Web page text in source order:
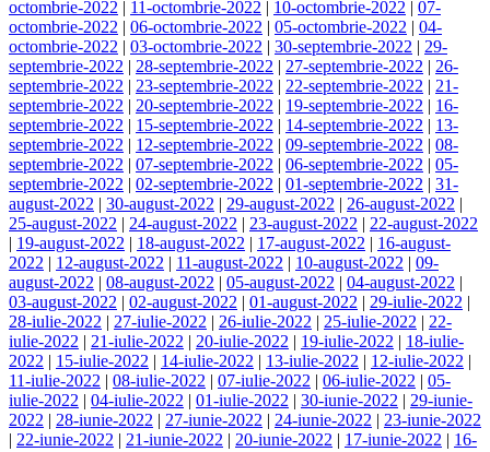
octombrie-2022 | 11-octombrie-2022 | 10-octombrie-2022 | 07-
octombrie-2022 | 06-octombrie-2022 | 05-octombrie-2022 | 04-
octombrie-2022 | 03-octombrie-2022 | 30-septembrie-2022 | 29-
septembrie-2022 | 28-septembrie-2022 | 27-septembrie-2022 | 26-
septembrie-2022 | 23-septembrie-2022 | 22-septembrie-2022 | 21-
septembrie-2022 | 20-septembrie-2022 | 19-septembrie-2022 | 16-
septembrie-2022 | 15-septembrie-2022 | 14-septembrie-2022 | 13-
septembrie-2022 | 12-septembrie-2022 | 09-septembrie-2022 | 08-
septembrie-2022 | 07-septembrie-2022 | 06-septembrie-2022 | 05-
septembrie-2022 | 02-septembrie-2022 | 01-septembrie-2022 | 31-
august-2022 | 30-august-2022 | 29-august-2022 | 26-august-2022 |
25-august-2022 | 24-august-2022 | 23-august-2022 | 22-august-2022
| 19-august-2022 | 18-august-2022 | 17-august-2022 | 16-august-
2022 | 12-august-2022 | 11-august-2022 | 10-august-2022 | 09-
august-2022 | 08-august-2022 | 05-august-2022 | 04-august-2022 |
03-august-2022 | 02-august-2022 | 01-august-2022 | 29-iulie-2022 |
28-iulie-2022 | 27-iulie-2022 | 26-iulie-2022 | 25-iulie-2022 | 22-
iulie-2022 | 21-iulie-2022 | 20-iulie-2022 | 19-iulie-2022 | 18-iulie-
2022 | 15-iulie-2022 | 14-iulie-2022 | 13-iulie-2022 | 12-iulie-2022 |
11-iulie-2022 | 08-iulie-2022 | 07-iulie-2022 | 06-iulie-2022 | 05-
iulie-2022 | 04-iulie-2022 | 01-iulie-2022 | 30-iunie-2022 | 29-iunie-
2022 | 28-iunie-2022 | 27-iunie-2022 | 24-iunie-2022 | 23-iunie-2022
| 22-iunie-2022 | 21-iunie-2022 | 20-iunie-2022 | 17-iunie-2022 | 16-